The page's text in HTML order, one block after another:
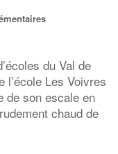
du Val de
l’école Les Voivres
de son escale en
chaud de